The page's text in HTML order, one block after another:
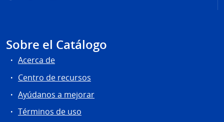
Sobre el Catálogo
Acerca de
Centro de recursos
Ayúdanos a mejorar
Términos de uso